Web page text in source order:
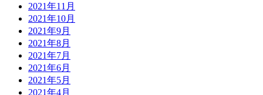
2021年11月
2021年10月
2021年9月
2021年8月
2021年7月
2021年6月
2021年5月
2021年4月